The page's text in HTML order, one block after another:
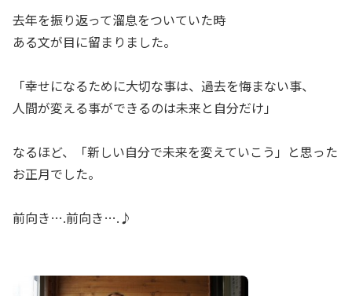
去年を振り返って溜息をついていた時
ある文が目に留まりました。
「幸せになるために大切な事は、過去を悔まない事、
人間が変える事ができるのは未来と自分だけ」
なるほど、「新しい自分で未来を変えていこう」と思った
お正月でした。
前向き….前向き….♪